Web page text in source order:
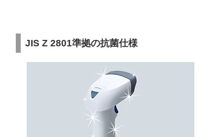
JIS Z 2801準拠の抗菌仕様